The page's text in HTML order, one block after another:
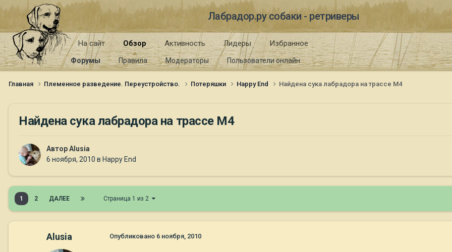
Лабрадор.ру собаки - ретриверы
На сайт Обзор
Форумы Правила Модераторы Пользователи онлайн
Активность Лидеры Избранное
Главная Племенное разведение. Переустройство. Потеряшки Happy End Найдена сука лабрадора на трассе М4
Найдена сука лабрадора на трассе М4
АвторAlusia
6 ноября, 2010 в Happy End
1 2 ДАЛЕЕ Страница 1 из 2
Alusia Опубликовано 6 ноября, 2010